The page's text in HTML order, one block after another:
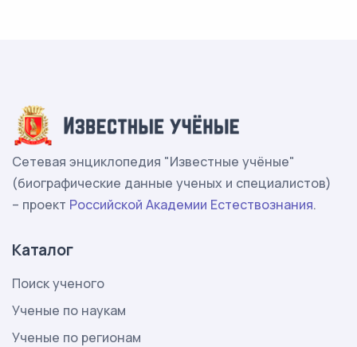
Сетевая энциклопедия "Известные учёные"
(биографические данные ученых и специалистов)
– проект Российской Академии Естествознания.
Каталог
Поиск ученого
Ученые по наукам
Ученые по регионам